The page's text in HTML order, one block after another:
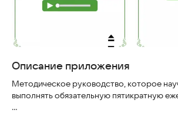
Описание приложения
Методическое руководство, которое
выполнять обязательную пятикратную